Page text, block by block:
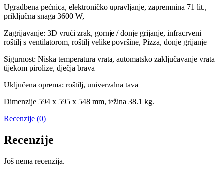
Ugradbena pećnica, elektroničko upravljanje, zapremnina 71 lit.,
priključna snaga 3600 W,
Zagrijavanje: 3D vrući zrak, gornje / donje grijanje, infracrveni
roštilj s ventilatorom, roštilj velike površine, Pizza, donje grijanje
Sigurnost: Niska temperatura vrata, automatsko zaključavanje vrata
tijekom pirolize, dječja brava
Uključena oprema: roštilj, univerzalna tava
Dimenzije 594 x 595 x 548 mm, težina 38.1 kg.
Recenzije (0)
Recenzije
Još nema recenzija.